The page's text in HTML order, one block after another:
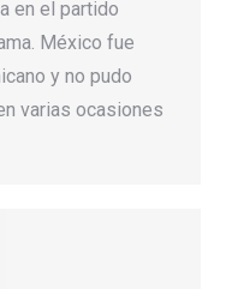
en el partido
México fue
y no pudo
varias ocasiones